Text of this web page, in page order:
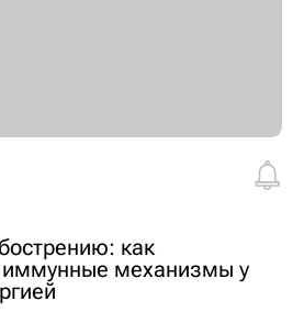
как
иммунные механизмы у